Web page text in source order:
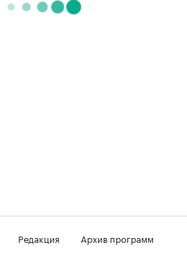
Редакция
Архив программ